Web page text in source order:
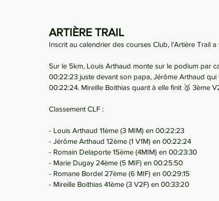
ARTIÈRE TRAIL
Inscrit au calendrier des courses Club, l'Artière Trail
Sur le 5km, Louis Arthaud monte sur le podium par
00:22:23 juste devant son papa, Jérôme Arthaud
00:22:24. Mireille Boithias quant à elle finit 🥉 3ème
Classement CLF :
- Louis Arthaud 11ème (3 MIM) en 00:22:23
- Jérôme Arthaud 12ème (1 V1M) en 00:22:24
- Romain Delaporte 15ème (4MIM) en 00:23:30
- Marie Dugay 24ème (5 MIF) en 00:25:50
- Romane Bordel 27ème (6 MIF) en 00:29:15
- Mireille Boithias 41ème (3 V2F) en 00:33:20